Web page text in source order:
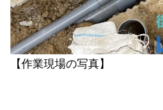
【作業現場の写真】